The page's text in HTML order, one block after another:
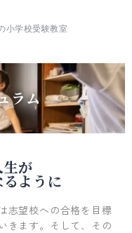
小学校受験教室
ラム
が
ように
志望校への合格を目標
きます。そして、その